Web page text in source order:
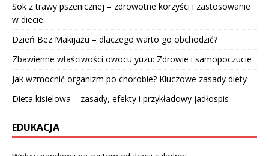
Sok z trawy pszenicznej – zdrowotne korzyści i zastosowanie
w diecie
Dzień Bez Makijażu – dlaczego warto go obchodzić?
Zbawienne właściwości owocu yuzu: Zdrowie i samopoczucie
Jak wzmocnić organizm po chorobie? Kluczowe zasady diety
Dieta kisielowa – zasady, efekty i przykładowy jadłospis
EDUKACJA